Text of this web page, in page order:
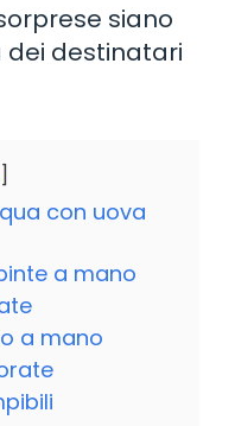
siano
dei destinatari
con uova
a mano
a mano